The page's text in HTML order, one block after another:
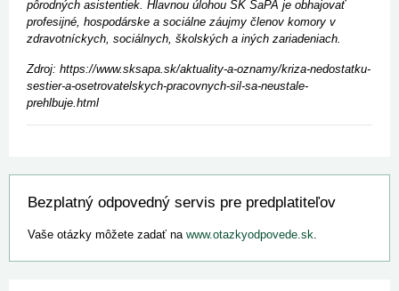
pôrodných asistentiek. Hlavnou úlohou SK SaPA je obhajovať
profesijné, hospodárske a sociálne záujmy členov komory v
zdravotníckych, sociálnych, školských a iných zariadeniach.
Zdroj: https://www.sksapa.sk/aktuality-a-oznamy/kriza-nedostatku-
sestier-a-osetrovatelskych-pracovnych-sil-sa-neustale-
prehlbuje.html
Bezplatný odpovedný servis pre predplatiteľov
Vaše otázky môžete zadať na www.otazkyodpovede.sk.